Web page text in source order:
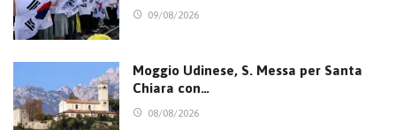
09/08/2026
Moggio Udinese, S. Messa per Santa
Chiara con…
08/08/2026